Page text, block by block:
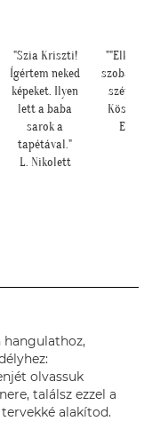
"Szia Kriszti!
Ígértem neked
képeket. Ilyen
lett a baba
sarok a
tapétával."
L. Nikolett
szoba,
szépen
E.
hangulathoz,
olvassuk
találsz ezzel a
alakítod.